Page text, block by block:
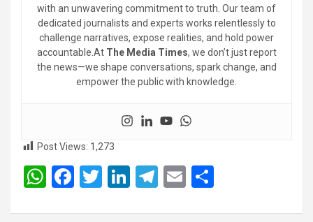
with an unwavering commitment to truth. Our team of
dedicated journalists and experts works relentlessly to
challenge narratives, expose realities, and hold power
accountable.At The Media Times, we don’t just report
the news—we shape conversations, spark change, and
empower the public with knowledge.
Post Views: 1,273
W F
T
Li
T
E